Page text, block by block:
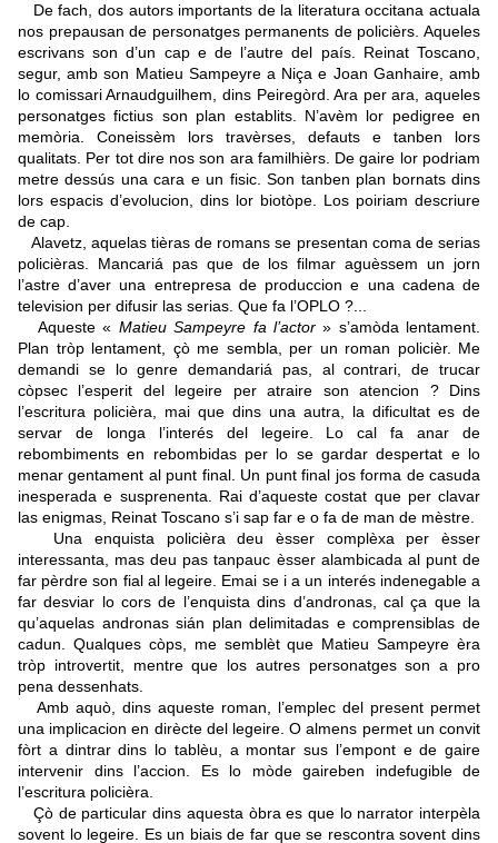
De fach, dos autors importants de la literatura occitana actuala
nos prepausan de personatges permanents de policièrs. Aqueles
escrivans son d’un cap e de l’autre del país. Reinat Toscano,
segur, amb son Matieu Sampeyre a Niça e Joan Ganhaire, amb
lo comissari Arnaudguilhem, dins Peiregòrd. Ara per ara, aqueles
personatges fictius son plan establits. N’avèm lor pedigree en
memòria. Coneissèm lors travèrses, defauts e tanben lors
qualitats. Per tot dire nos son ara familhièrs. De gaire lor podriam
metre dessús una cara e un fisic. Son tanben plan bornats dins
lors espacis d’evolucion, dins lor biotòpe. Los poiriam descriure
de cap.
Alavetz, aquelas tièras de romans se presentan coma de serias
policièras. Mancariá pas que de los filmar aguèssem un jorn
l’astre d’aver una entrepresa de produccion e una cadena de
television per difusir las serias. Que fa l’OPLO ?...
Aqueste « Matieu Sampeyre fa l’actor» s’amòda lentament.
Plan tròp lentament, çò me sembla, per un roman policièr. Me
demandi se lo genre demandariá pas, al contrari, de trucar
còpsec l’esperit del legeire per atraire son atencion ? Dins
l’escritura policièra, mai que dins una autra, la dificultat es de
servar de longa l’interés del legeire. Lo cal fa anar de
rebombiments en rebombidas per lo se gardar despertat e lo
menar gentament al punt final. Un punt final jos forma de casuda
inesperada e susprenenta. Rai d’aqueste costat que per clavar
las enigmas, Reinat Toscano s’i sap far e o fa de man de mèstre.
Una enquista policièra deu èsser complèxa per èsser
interessanta, mas deu pas tanpauc èsser alambicada al punt de
far pèrdre son fial al legeire. Emai se i a un interés indenegable a
far desviar lo cors de l’enquista dins d’andronas, cal ça que la
qu’aquelas andronas sián plan delimitadas e comprensiblas de
cadun. Qualques còps, me semblèt que Matieu Sampeyre èra
tròp introvertit, mentre que los autres personatges son a pro
pena dessenhats.
Amb aquò, dins aqueste roman, l’emplec del present permet
una implicacion en dirècte del legeire. O almens permet un convit
fòrt a dintrar dins lo tablèu, a montar sus l’empont e de gaire
intervenir dins l’accion. Es lo mòde gaireben indefugible de
l’escritura policièra.
Çò de particular dins aquesta òbra es que lo narrator interpèla
sovent lo legeire. Es un biais de far que se rescontra sovent dins